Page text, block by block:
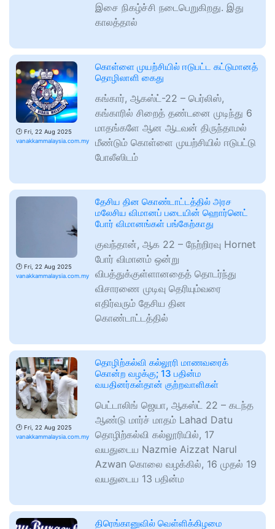
இசை நிகழ்ச்சி நடைபெறுகிறது. இது
காலத்தால்
🕑 Fri, 22 Aug 2025
vanakkammalaysia.com.my
கொள்ளை முயற்சியில் ஈடுபட்ட கட்டுமானத்
தொழிலாளி கைது
கங்கார், ஆகஸ்ட்-22 – பெர்லிஸ்,
கங்காரில் சிறைத் தண்டனை முடிந்து 6
மாதங்களே ஆன ஆடவன் திருந்தாமல்
மீண்டும் கொள்ளை முயற்சியில் ஈடுபட்டு
போலீஸிடம்
🕑 Fri, 22 Aug 2025
vanakkammalaysia.com.my
தேசிய தின கொண்டாட்டத்தில் அரச
மலேசிய விமானப் படையின் ஹொர்னெட்
போர் விமானங்கள் பங்கேற்காது
குவந்தான், ஆக 22 – நேற்றிரவு Hornet
போர் விமானம் ஒன்று
விபத்துக்குள்ளானதைத் தொடர்ந்து
விசாரணை முடிவு தெரியும்வரை
எதிர்வரும் தேசிய தின
கொண்டாட்டத்தில்
🕑 Fri, 22 Aug 2025
vanakkammalaysia.com.my
தொழிற்கல்வி கல்லூரி மாணவரைக்
கொன்ற வழக்கு; 13 பதின்ம
வயதினர்கள்தான் குற்றவாளிகள்
பெட்டாலிங் ஜெயா, ஆகஸ்ட் 22 – கடந்த
ஆண்டு மார்ச் மாதம் Lahad Datu
தொழிற்கல்வி கல்லூரியில், 17
வயதுடைய Nazmie Aizzat Narul
Azwan கொலை வழக்கில், 16 முதல் 19
வயதுடைய 13 பதின்ம
திரெங்கானுவில் வெள்ளிக்கிழமை